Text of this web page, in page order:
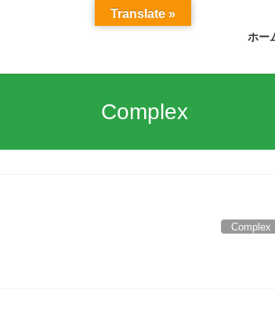
ホー
Complex
Complex
Translate »